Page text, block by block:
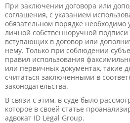
При заключении договора или
соглашения, с указанием
обязательном порядке необходимо
личной собственноручной подписи
вступающих в договор или
нему. Только при соблюдении
правил использования
или первичных документах, такие
считаться заключенными в
законодательства.
В связи с этим, в суде было
которое в своей статье
адвокат ID Legal Group.